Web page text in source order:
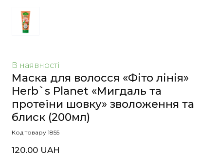
В наявності
Маска для волосся «Фіто лінія»
Herb`s Planet «Мигдаль та
протеїни шовку» зволоження та
блиск (200мл)
Код товару 1855
120.00 UAH